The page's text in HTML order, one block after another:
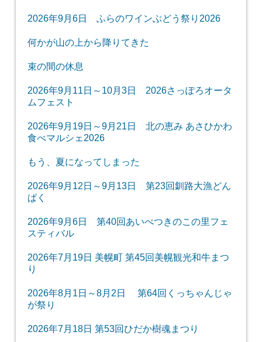
2026年9月6日 ふらのワインぶどう祭り2026
何かが山の上から降りてきた
束の間の休息
2026年9月11日～10月3日 2026さっぽろオータ
ムフェスト
2026年9月19日～9月21日 北の恵み あさひかわ
食べマルシェ2026
もう、夏になってしまった
2026年9月12日～9月13日 第23回釧路大漁どん
ぱく
2026年9月6日 第40回あいべつきのこの里フェ
スティバル
2026年7月19日 美幌町 第45回美幌観光和牛まつ
り
2026年8月1日～8月2日 第64回くっちゃんじゃ
が祭り
2026年7月18日 第53回ひだか樹魂まつり